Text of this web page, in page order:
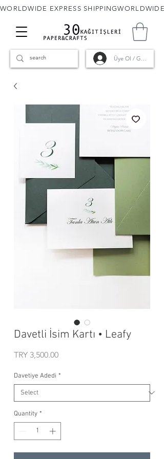
WORLDWIDE EXPRESS SHIPPING
Üye Ol / Giriş
Davetli İsim Kartı • Leafy
TRY 3,500.00Price
Davetiye Adedi *
Quantity *